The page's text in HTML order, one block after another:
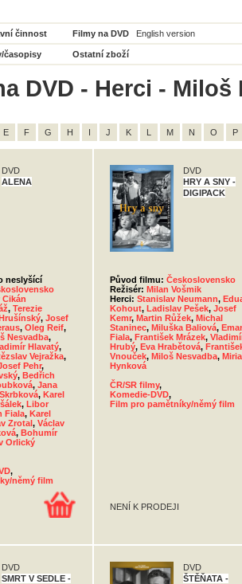
činnost Filmy na DVD English version
časopisy Ostatní zboží
DVD - Herci -
E F G H I J K L M N O P
DVD
ALENA
neslyšící
Cikán
, Terezie
, Josef
, Oleg Reif,
Nesvadba,
Hlavatý,
Vejražka,
Pehr,
, Bedřich
, Jana
, Karel
, Libor
Fiala, Karel
Zrotal, Václav
, Bohumír
Orlický
,
němý film
DVD
HRY A SNY -
DIGIPACK
Původ filmu: Československo
Režisér: Milan Vošmik
Herci: Stanislav Neumann,
Kohout, Ladislav Pešek, Josef
Kemr, Martin Růžek, Michal
Staninec, Miluška Baliová,
Fiala, František Mrázek,
Hrubý, Eva Hrabětová,
Vnouček, Miloš Nesvadba,
Hynková
ČR/SR filmy,
Komedie-DVD,
Film pro pamětníky/němý film
NENÍ K PRODEJI
DVD
SMRT V SEDLE -
DVD
ŠTĚŇATA -